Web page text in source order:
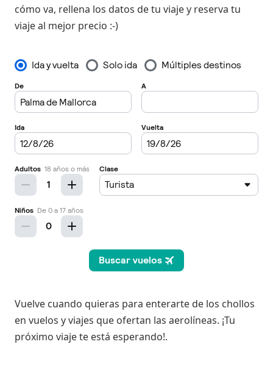
cómo va, rellena los datos de tu viaje y reserva tu
viaje al mejor precio :-)
Vuelve cuando quieras para enterarte de los chollos
en vuelos y viajes que ofertan las aerolíneas. ¡Tu
próximo viaje te está esperando!.